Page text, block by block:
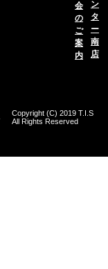
会
の
ご
案
内
ン
タ
ー
南
店
Copyright (C) 2019 T.I.S
All Rights Reserved